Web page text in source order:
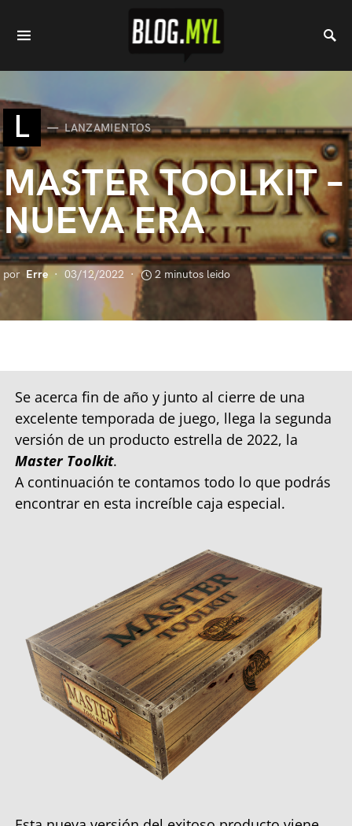
L LANZAMIENTOS
MASTER TOOLKIT –
NUEVA ERA
por Erre 03/12/2022 2 minutos leido
Se acerca fin de año y junto al cierre de una
excelente temporada de juego, llega la segunda
versión de un producto estrella de 2022, la
Master Toolkit.
A continuación te contamos todo lo que podrás
encontrar en esta increíble caja especial.